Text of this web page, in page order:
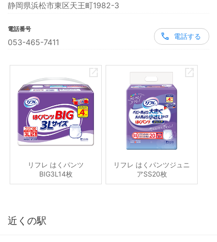
静岡県浜松市東区天王町1982-3
電話番号
053-465-7411
電話する
リフレ はくパンツ
BIG3L14枚
リフレ はくパンツジュニ
アSS20枚
近くの駅